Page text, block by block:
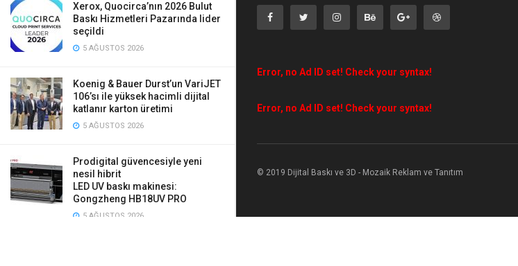
Xerox, Quocirca’nın 2026 Bulut
Baskı Hizmetleri Pazarında lider
seçildi
5 AĞUSTOS 2026
Koenig & Bauer Durst’un VariJET
106’sı ile yüksek hacimli dijital
katlanır karton üretimi
5 AĞUSTOS 2026
Prodigital güvencesiyle yeni
nesil hibrit
LED UV baskı makinesi:
Gongzheng HB18UV PRO
5 AĞUSTOS 2026
Error, no Ad ID set! Check your syntax!
Error, no Ad ID set! Check your syntax!
© 2019 Dijital Baskı ve 3D - Mozaik Reklam ve Tanıtım